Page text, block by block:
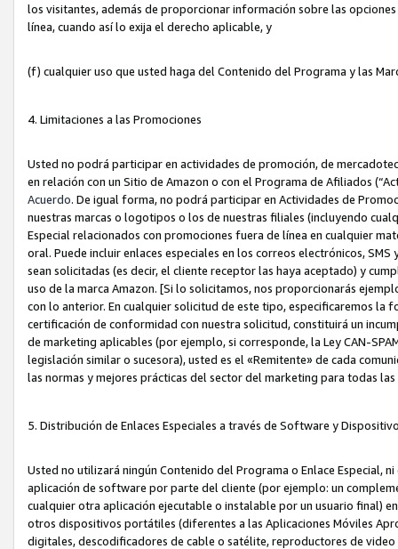
los visitantes, además de proporcionar información sobre las
línea, cuando así lo exija el derecho aplicable, y
(f) cualquier uso que usted haga del Contenido del Programa y las
4. Limitaciones a las Promociones
Usted no podrá participar en actividades de promoción, de
en relación con un Sitio de Amazon o con el Programa de Afiliados
Acuerdo. De igual forma, no podrá participar en Actividades de
nuestras marcas o logotipos o los de nuestras filiales (incluyendo
Especial relacionados con promociones fuera de línea en cualquier
oral. Puede incluir enlaces especiales en los correos electrónicos,
sean solicitadas (es decir, el cliente receptor las haya aceptado) y
uso de la marca Amazon. [Si lo solicitamos, nos proporcionarás
con lo anterior. En cualquier solicitud de este tipo, especificaremos
certificación de conformidad con nuestra solicitud, constituirá un
de marketing aplicables (por ejemplo, si corresponde, la Ley CAN-
legislación similar o sucesora), usted es el «Remitente» de cada
las normas y mejores prácticas del sector del marketing para todas
5. Distribución de Enlaces Especiales a través de Software y
Usted no utilizará ningún Contenido del Programa o Enlace Especial,
aplicación de software por parte del cliente (por ejemplo: un
cualquier otra aplicación ejecutable o instalable por un usuario final)
otros dispositivos portátiles (diferentes a las Aplicaciones Móviles
digitales, descodificadores de cable o satélite, reproductores de